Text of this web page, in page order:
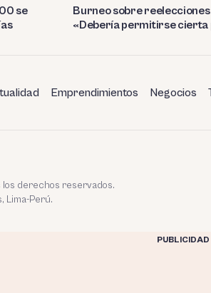
se
Burneo sobre
«Debería permitirse cierta
Emprendimientos Negocios
los derechos reservados.
Lima-Perú.
PUBLICIDAD